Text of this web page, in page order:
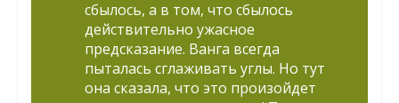
сбылось, а в том, что сбылось
действительно ужасное
предсказание. Ванга всегда
пыталась сглаживать углы. Но тут
она сказала, что это произойдет